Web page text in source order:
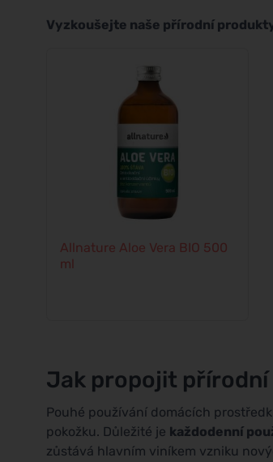
Vyzkoušejte naše přírodní
Allnature Aloe Vera BIO 500
ml
Jak propojit přírodní
Pouhé používání domácích
pokožku. Důležité je každodenní
zůstává hlavním viníkem vzniku